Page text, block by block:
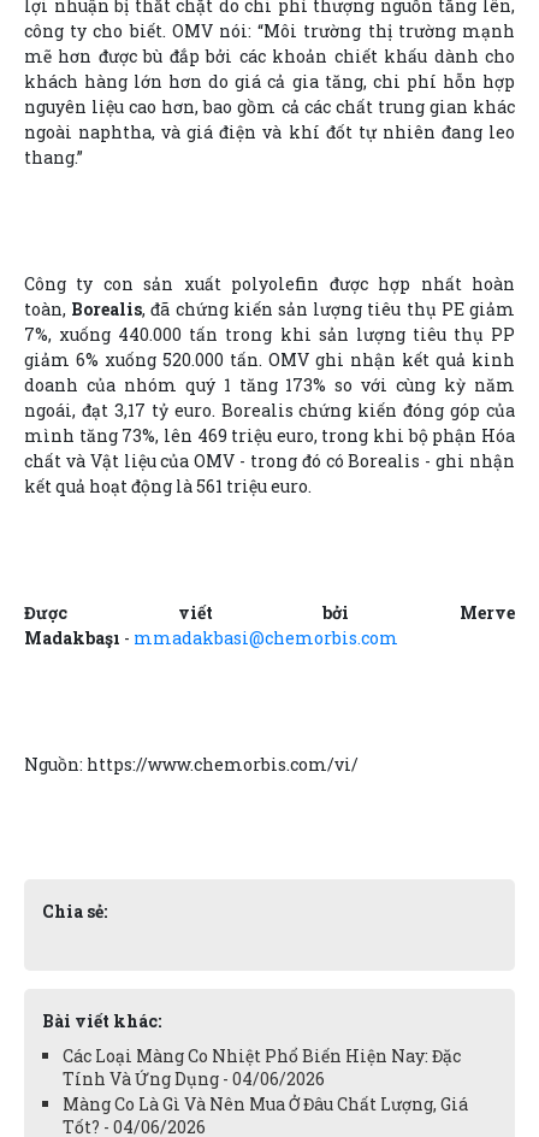
lợi nhuận bị thắt chặt do chi phí thượng nguồn tăng lên,
công ty cho biết. OMV nói: “Môi trường thị trường mạnh
mẽ hơn được bù đắp bởi các khoản chiết khấu dành cho
khách hàng lớn hơn do giá cả gia tăng, chi phí hỗn hợp
nguyên liệu cao hơn, bao gồm cả các chất trung gian khác
ngoài naphtha, và giá điện và khí đốt tự nhiên đang leo
thang.”
Công ty con sản xuất polyolefin được hợp nhất hoàn
toàn, Borealis, đã chứng kiến sản lượng tiêu thụ PE giảm
7%, xuống 440.000 tấn trong khi sản lượng tiêu thụ PP
giảm 6% xuống 520.000 tấn. OMV ghi nhận kết quả kinh
doanh của nhóm quý 1 tăng 173% so với cùng kỳ năm
ngoái, đạt 3,17 tỷ euro. Borealis chứng kiến đóng góp của
mình tăng 73%, lên 469 triệu euro, trong khi bộ phận Hóa
chất và Vật liệu của OMV - trong đó có Borealis - ghi nhận
kết quả hoạt động là 561 triệu euro.
Được viết bởi Merve
Madakbaşı - mmadakbasi@chemorbis.com
Nguồn: https://www.chemorbis.com/vi/
Chia sẻ:
Bài viết khác:
Các Loại Màng Co Nhiệt Phổ Biến Hiện Nay: Đặc
Tính Và Ứng Dụng - 04/06/2026
Màng Co Là Gì Và Nên Mua Ở Đâu Chất Lượng, Giá
Tốt? - 04/06/2026